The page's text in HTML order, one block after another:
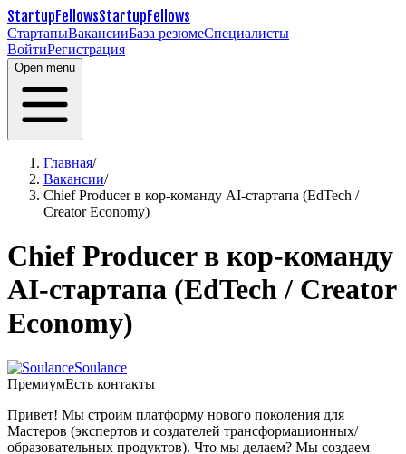
StartupFellowsStartupFellows
СтартапыВакансииБаза резюмеСпециалисты
ВойтиРегистрация
Open menu
Главная/
Вакансии/
Chief Producer в кор-команду AI-стартапа (EdTech /
Creator Economy)
Chief Producer в кор-команду
AI-стартапа (EdTech / Creator
Economy)
Soulance
ПремиумЕсть контакты
Привет! Мы строим платформу нового поколения для
Мастеров (экспертов и создателей трансформационных/
образовательных продуктов). Что мы делаем? Мы создаем